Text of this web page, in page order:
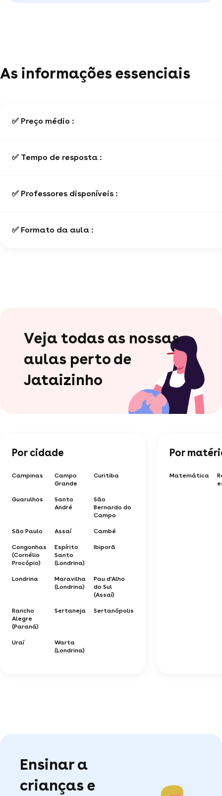
As informações essenciais
✅ Preço médio :
✅ Tempo de resposta :
✅ Professores disponíveis :
✅ Formato da aula :
Veja todas as nossas
aulas perto de
Jataizinho
Por cidade
Campinas
Campo
Grande
Curitiba
Guarulhos
Santo
André
São
Bernardo do
Campo
São Paulo Assaí Cambé
Congonhas
(Cornélio
Procópio)
Espírito
Santo
(Londrina)
Ibiporã
Londrina
Maravilha
(Londrina)
Pau d'Alho
do Sul
(Assaí)
Rancho
Alegre
(Paraná)
Sertaneja Sertanópolis
Uraí
Warta
(Londrina)
Por
Matemática
Ensinar a
crianças e